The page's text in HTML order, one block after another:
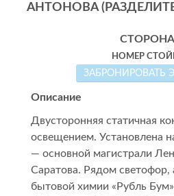
АНТОНОВА
НОМЕР
Описание
Двусторонняя статичная
освещением. Установлена
— основной магистрали
Саратова. Рядом светофор,
бытовой химии «Рубль